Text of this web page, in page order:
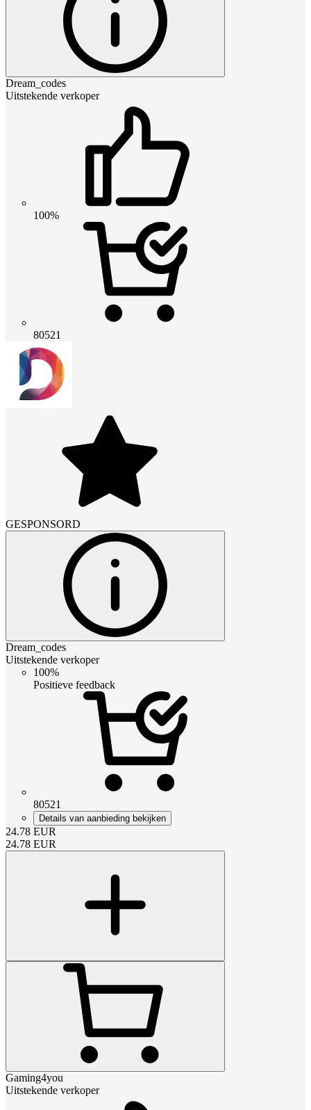
Dream_codes
Uitstekende verkoper
100%
80521
GESPONSORD
Dream_codes
Uitstekende verkoper
100%
Positieve feedback
80521
Details van aanbieding bekijken
24.78 EUR
24.78 EUR
Gaming4you
Uitstekende verkoper